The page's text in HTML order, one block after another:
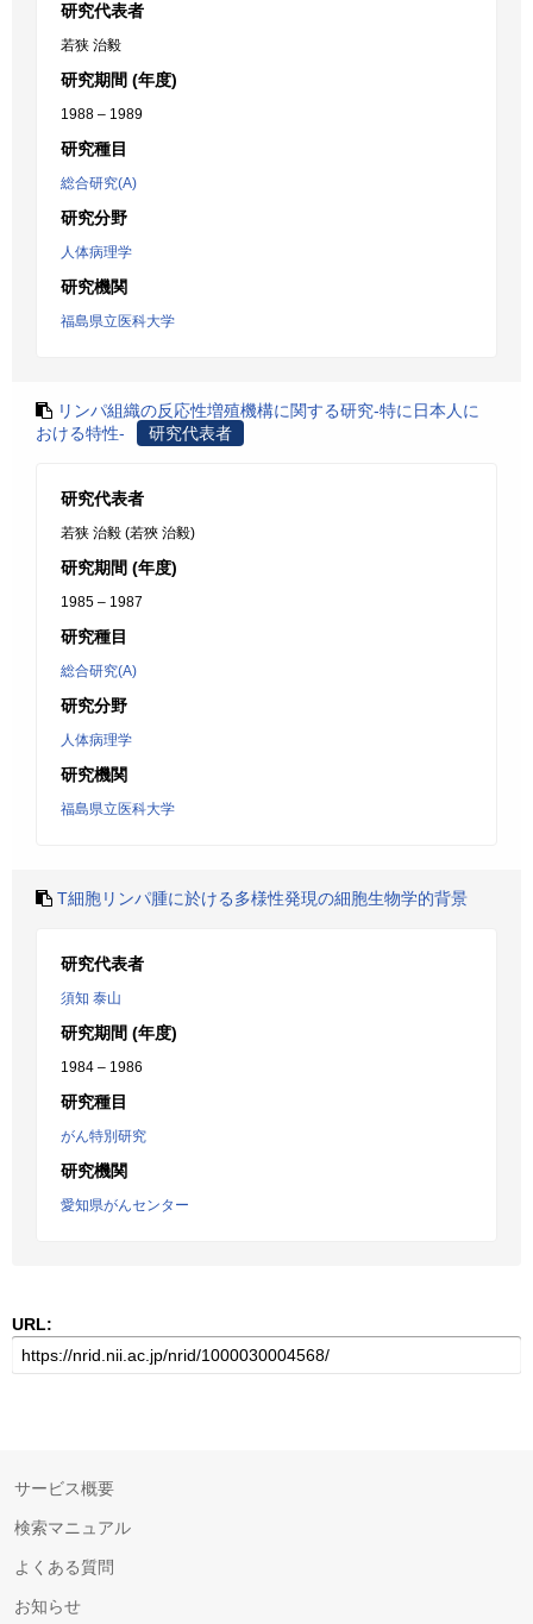
研究代表者
若狭 治毅
研究期間 (年度)
1988 – 1989
研究種目
総合研究(A)
研究分野
人体病理学
研究機関
福島県立医科大学
リンパ組織の反応性増殖機構に関する研究-特に日本人に
おける特性-
研究代表者
研究代表者
若狭 治毅 (若狹 治毅)
研究期間 (年度)
1985 – 1987
研究種目
総合研究(A)
研究分野
人体病理学
研究機関
福島県立医科大学
T細胞リンパ腫に於ける多様性発現の細胞生物学的背景
研究代表者
須知 泰山
研究期間 (年度)
1984 – 1986
研究種目
がん特別研究
研究機関
愛知県がんセンター
URL:
サービス概要
検索マニュアル
よくある質問
お知らせ